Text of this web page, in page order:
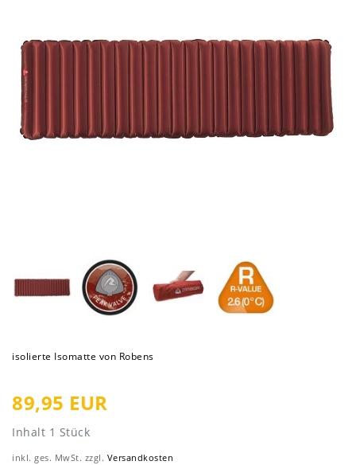
isolierte Isomatte von Robens
89,95 EUR
Inhalt 1 Stück
inkl. ges. MwSt. zzgl. Versandkosten